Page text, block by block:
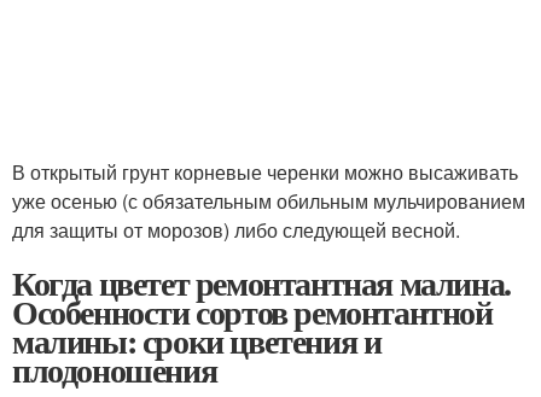
В открытый грунт корневые черенки можно высаживать
уже осенью (с обязательным обильным мульчированием
для защиты от морозов) либо следующей весной.
Когда цветет ремонтантная малина.
Особенности сортов ремонтантной
малины: сроки цветения и
плодоношения